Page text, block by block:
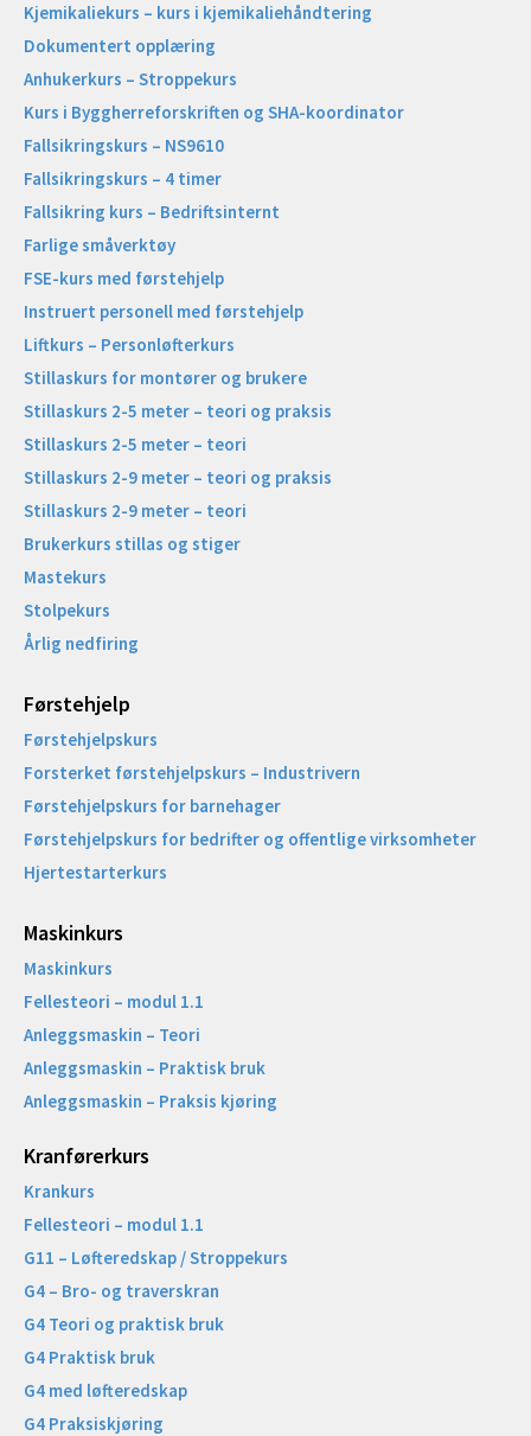
Kjemikaliekurs – kurs i kjemikaliehåndtering
Dokumentert opplæring
Anhukerkurs – Stroppekurs
Kurs i Byggherreforskriften og SHA-koordinator
Fallsikringskurs – NS9610
Fallsikringskurs – 4 timer
Fallsikring kurs – Bedriftsinternt
Farlige småverktøy
FSE-kurs med førstehjelp
Instruert personell med førstehjelp
Liftkurs – Personløfterkurs
Stillaskurs for montører og brukere
Stillaskurs 2-5 meter – teori og praksis
Stillaskurs 2-5 meter – teori
Stillaskurs 2-9 meter – teori og praksis
Stillaskurs 2-9 meter – teori
Brukerkurs stillas og stiger
Mastekurs
Stolpekurs
Årlig nedfiring
Førstehjelp
Førstehjelpskurs
Forsterket førstehjelpskurs – Industrivern
Førstehjelpskurs for barnehager
Førstehjelpskurs for bedrifter og offentlige virksomheter
Hjertestarterkurs
Maskinkurs
Maskinkurs
Fellesteori – modul 1.1
Anleggsmaskin – Teori
Anleggsmaskin – Praktisk bruk
Anleggsmaskin – Praksis kjøring
Kranførerkurs
Krankurs
Fellesteori – modul 1.1
G11 – Løfteredskap / Stroppekurs
G4 – Bro- og traverskran
G4 Teori og praktisk bruk
G4 Praktisk bruk
G4 med løfteredskap
G4 Praksiskjøring